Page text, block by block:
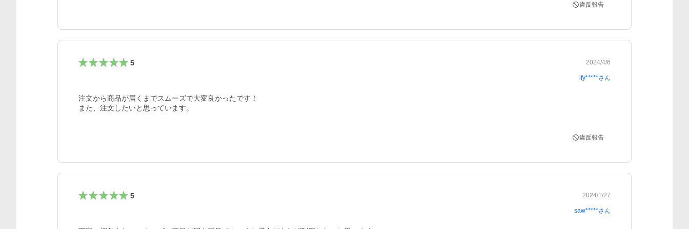
違反報告
5 2024/4/6
lfy*****さん
注文から商品が届くまでスムーズで大変良かったです！
また、注文したいと思っています。
違反報告
5 2024/1/27
saw*****さん